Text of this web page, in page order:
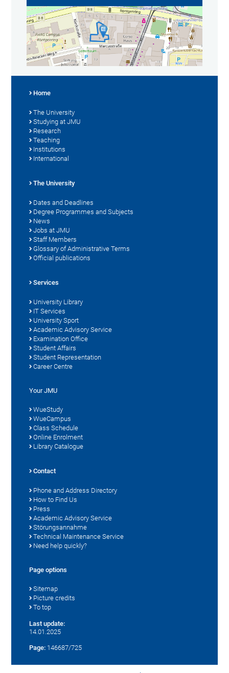
Home
The University
Studying at JMU
Research
Teaching
Institutions
International
The University
Dates and Deadlines
Degree Programmes and Subjects
News
Jobs at JMU
Staff Members
Glossary of Administrative Terms
Official publications
Services
University Library
IT Services
University Sport
Academic Advisory Service
Examination Office
Student Affairs
Student Representation
Career Centre
Your JMU
WueStudy
WueCampus
Class Schedule
Online Enrolment
Library Catalogue
Contact
Phone and Address Directory
How to Find Us
Press
Academic Advisory Service
Störungsannahme
Technical Maintenance Service
Need help quickly?
Page options
Sitemap
Picture credits
To top
Last update:
14.01.2025
Page: 146687/725